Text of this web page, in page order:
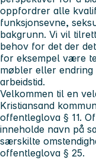
oppfordrer alle
funksjonsevne,
bakgrunn. Vi vil
behov for det der
for eksempel være
møbler eller
arbeidstid.
Velkommen til en
Kristiansand
offentleglova § 11.
inneholde navn på
særskilte
offentleglova § 25.